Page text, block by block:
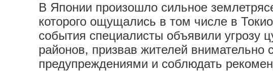
В Японии произошло сильное
которого ощущались в том числе в
события специалисты объявили угрозу
районов, призвав жителей
предупреждениями и соблюдать